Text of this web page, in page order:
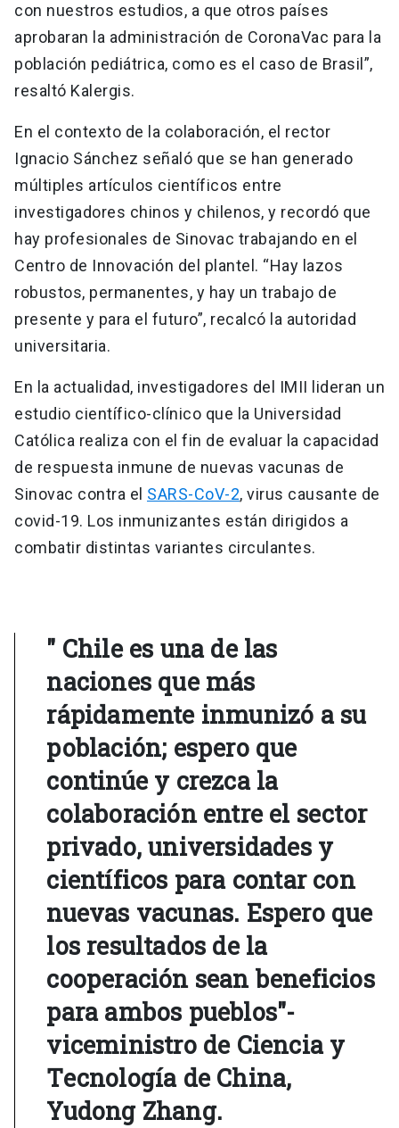
con nuestros estudios, a que otros países
aprobaran la administración de CoronaVac para la
población pediátrica, como es el caso de Brasil”,
resaltó Kalergis.
En el contexto de la colaboración, el rector
Ignacio Sánchez señaló que se han generado
múltiples artículos científicos entre
investigadores chinos y chilenos, y recordó que
hay profesionales de Sinovac trabajando en el
Centro de Innovación del plantel. “Hay lazos
robustos, permanentes, y hay un trabajo de
presente y para el futuro”, recalcó la autoridad
universitaria.
En la actualidad, investigadores del IMII lideran un
estudio científico-clínico que la Universidad
Católica realiza con el fin de evaluar la capacidad
de respuesta inmune de nuevas vacunas de
Sinovac contra el SARS-CoV-2, virus causante de
covid-19. Los inmunizantes están dirigidos a
combatir distintas variantes circulantes.
" Chile es una de las
naciones que más
rápidamente inmunizó a su
población; espero que
continúe y crezca la
colaboración entre el sector
privado, universidades y
científicos para contar con
nuevas vacunas. Espero que
los resultados de la
cooperación sean beneficios
para ambos pueblos"-
viceministro de Ciencia y
Tecnología de China,
Yudong Zhang.